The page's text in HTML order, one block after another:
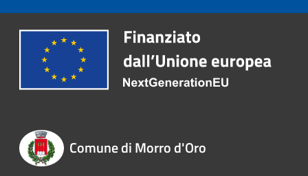
Comune di Morro d'Oro